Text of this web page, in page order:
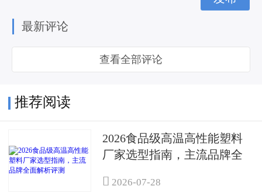
最新评论
查看全部评论
推荐阅读
2026食品级高温高性能塑料
厂家选型指南，主流品牌全
 2026-07-28